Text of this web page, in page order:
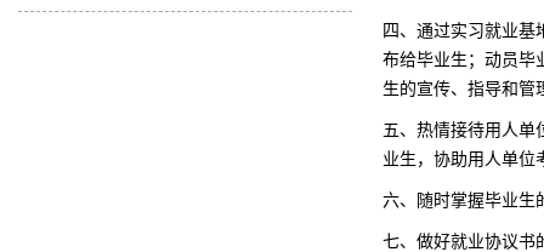
四、通过实习就业基
布给毕业生；动员毕
生的宣传、指导和管
五、热情接待用人单
业生，协助用人单位
六、随时掌握毕业生
七、做好就业协议书